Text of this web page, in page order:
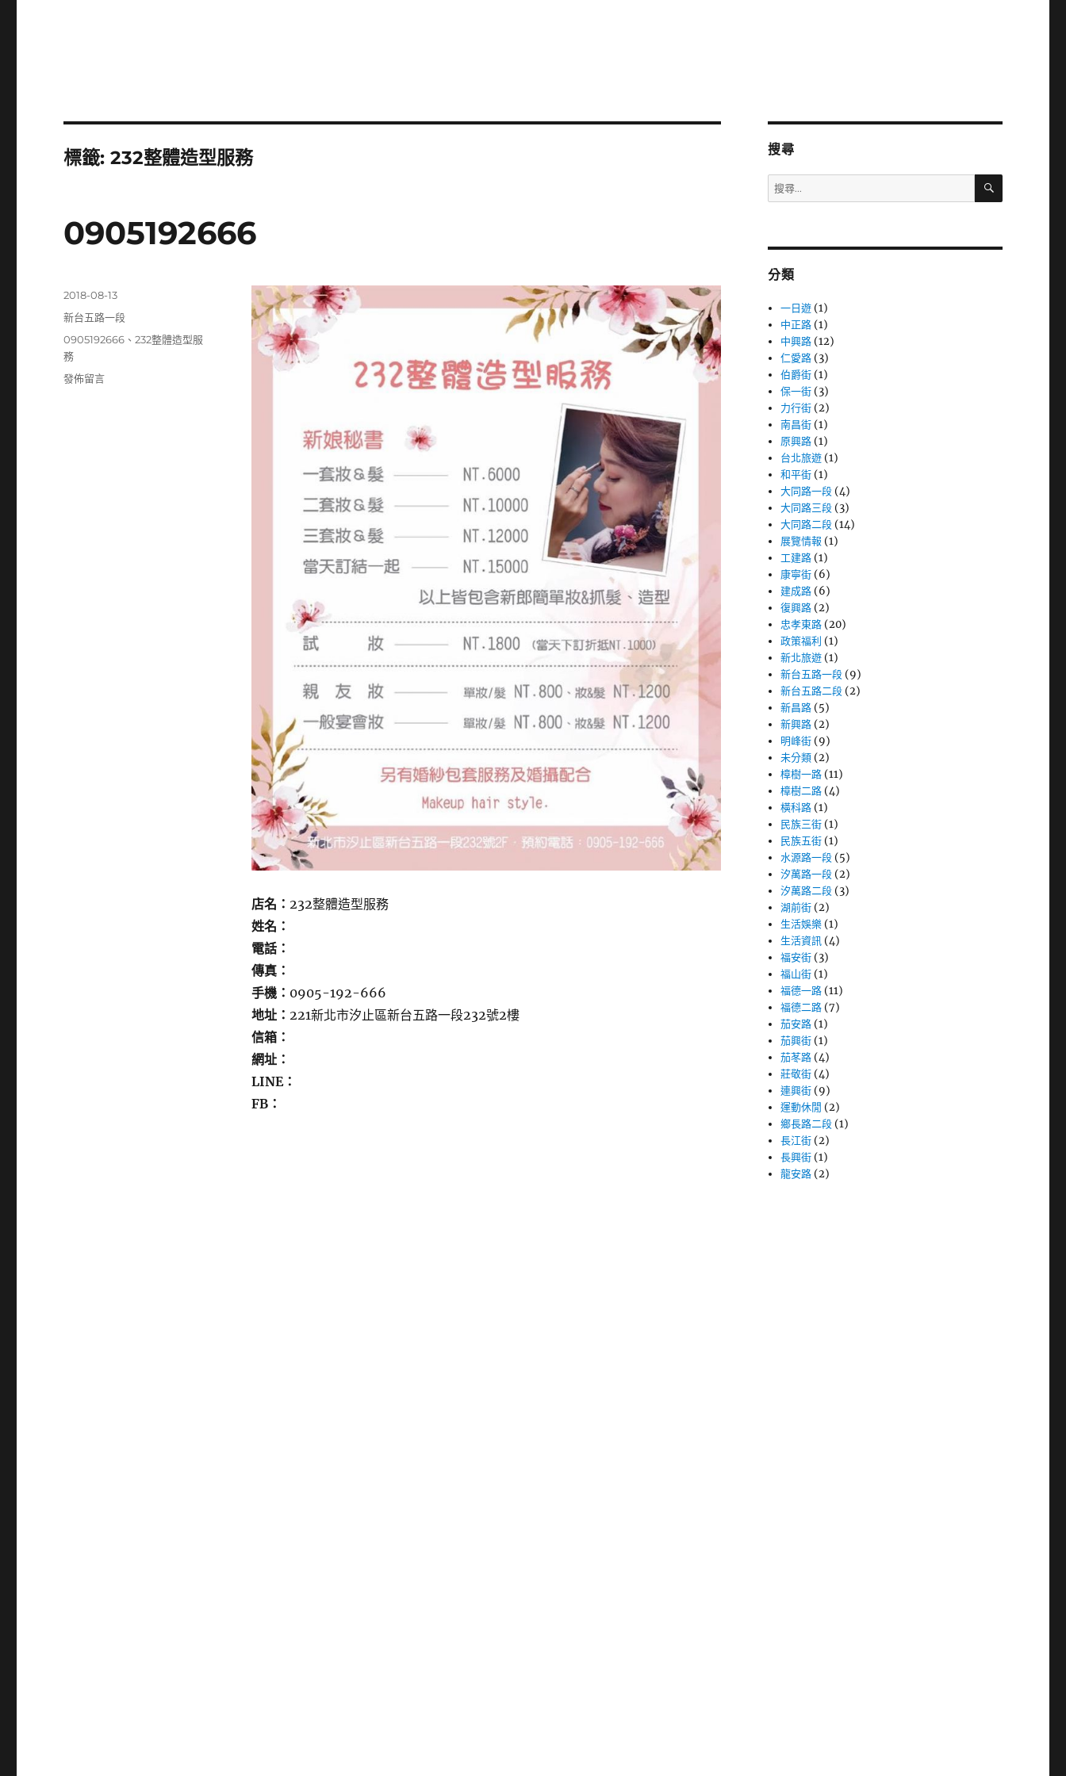
標籤:232整體造型服務
0905192666
店名： 232整體造型服務
姓名：
電話：
傳真：
手機： 0905-192-666
地址： 221新北市汐止區新台五路一段232號2樓
信箱：
網址：
LINE：
FB：
發
佈
期:
2018-08-13
分
新台五路一段
標
籤
0905192666 、232整體造型服
務
在
發佈留言
搜尋
搜
尋
字:
搜
分類
一日遊 (1)
中正路 (1)
中興路 (12)
仁愛路 (3)
伯爵街 (1)
保一街 (3)
力行街 (2)
南昌街 (1)
原興路 (1)
台北旅遊 (1)
和平街 (1)
大同路一段 (4)
大同路三段 (3)
大同路二段 (14)
展覽情報 (1)
工建路 (1)
康寧街 (6)
建成路 (6)
復興路 (2)
忠孝東路 (20)
政策福利 (1)
新北旅遊 (1)
新台五路一段 (9)
新台五路二段 (2)
新昌路 (5)
新興路 (2)
明峰街 (9)
未分類 (2)
樟樹一路 (11)
樟樹二路 (4)
橫科路 (1)
民族三街 (1)
民族五街 (1)
水源路一段 (5)
汐萬路一段 (2)
汐萬路二段 (3)
湖前街 (2)
生活娛樂 (1)
生活資訊 (4)
福安街 (3)
福山街 (1)
福德一路 (11)
福德二路 (7)
茄安路 (1)
茄興街 (1)
茄苳路 (4)
莊敬街 (4)
連興街 (9)
運動休閒 (2)
鄉長路二段 (1)
長江街 (2)
長興街 (1)
龍安路 (2)